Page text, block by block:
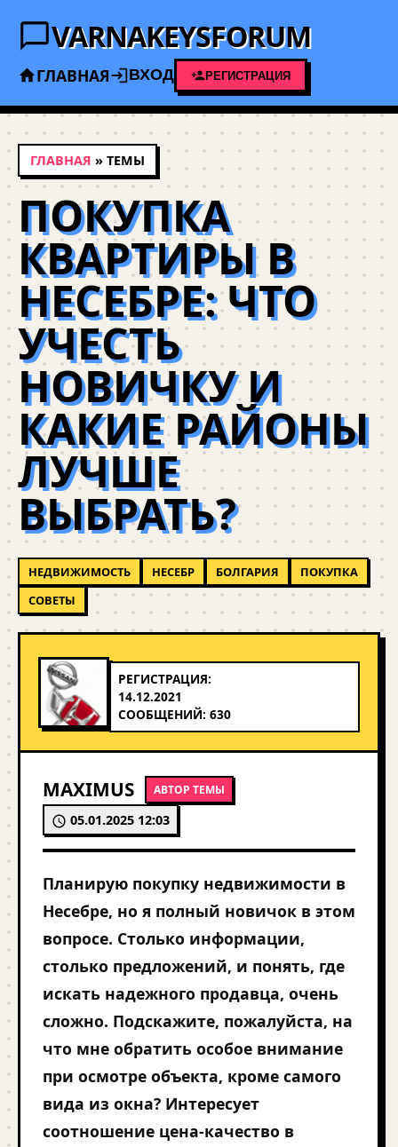
VARNAKEYSFORUM
ГЛАВНАЯ ВХОД РЕГИСТРАЦИЯ
ГЛАВНАЯ » ТЕМЫ
ПОКУПКА
КВАРТИРЫ В
НЕСЕБРЕ: ЧТО
УЧЕСТЬ
НОВИЧКУ И
КАКИЕ РАЙОНЫ
ЛУЧШЕ
ВЫБРАТЬ?
НЕДВИЖИМОСТЬ НЕСЕБР БОЛГАРИЯ
ПОКУПКА
СОВЕТЫ
РЕГИСТРАЦИЯ:
14.12.2021
СООБЩЕНИЙ: 630
MAXIMUS АВТОР ТЕМЫ
05.01.2025 12:03
Планирую покупку недвижимости в
Несебре, но я полный новичок в этом
вопросе. Столько информации,
столько предложений, и понять, где
искать надежного продавца, очень
сложно. Подскажите, пожалуйста, на
что мне обратить особое внимание
при осмотре объекта, кроме самого
вида из окна? Интересует
соотношение цена-качество в